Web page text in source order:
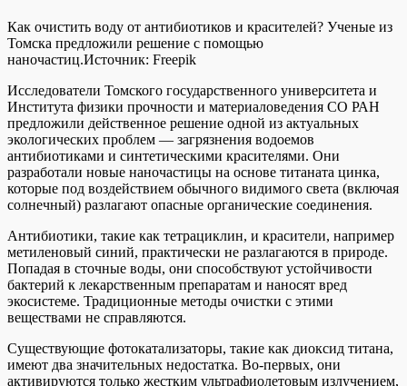
Как очистить воду от антибиотиков и красителей? Ученые из
Томска предложили решение с помощью
наночастиц.Источник: Freepik
Исследователи Томского государственного университета и
Института физики прочности и материаловедения СО РАН
предложили действенное решение одной из актуальных
экологических проблем — загрязнения водоемов
антибиотиками и синтетическими красителями. Они
разработали новые наночастицы на основе титаната цинка,
которые под воздействием обычного видимого света (включая
солнечный) разлагают опасные органические соединения.
Антибиотики, такие как тетрациклин, и красители, например
метиленовый синий, практически не разлагаются в природе.
Попадая в сточные воды, они способствуют устойчивости
бактерий к лекарственным препаратам и наносят вред
экосистеме. Традиционные методы очистки с этими
веществами не справляются.
Существующие фотокатализаторы, такие как диоксид титана,
имеют два значительных недостатка. Во-первых, они
активируются только жестким ультрафиолетовым излучением,